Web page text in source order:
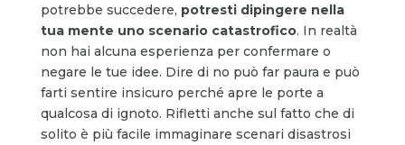
potrebbe succedere, potresti dipingere nella
tua mente uno scenario catastrofico. In realtà
non hai alcuna esperienza per confermare o
negare le tue idee. Dire di no può far paura e può
farti sentire insicuro perché apre le porte a
qualcosa di ignoto. Rifletti anche sul fatto che di
solito è più facile immaginare scenari disastrosi